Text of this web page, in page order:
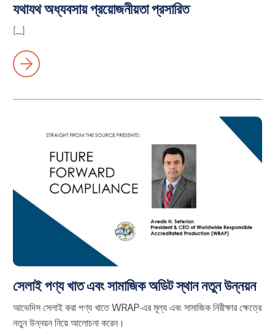
যথাযথ অধ্যবসায় প্রয়োজনীয়তা প্রসারিত
[…]
সেলাই পণ্য খাত এবং সামাজিক অডিট স্থান নতুন উন্নয়ন
আভেদিস সেলাই করা পণ্য খাতে WRAP-এর মূল্য এবং সামাজিক নিরীক্ষার ক্ষেত্রে
নতুন উন্নয়ন নিয়ে আলোচনা করেন।